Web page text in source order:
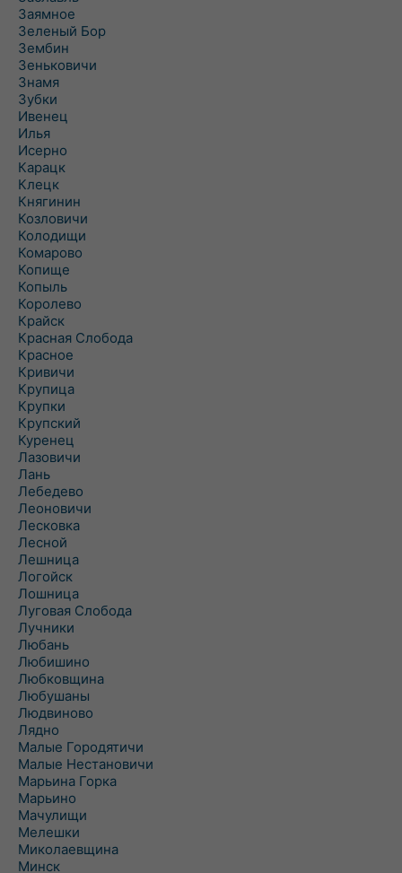
Заямное
Зеленый Бор
Зембин
Зеньковичи
Знамя
Зубки
Ивенец
Илья
Исерно
Карацк
Клецк
Княгинин
Козловичи
Колодищи
Комарово
Копище
Копыль
Королево
Крайск
Красная Слобода
Красное
Кривичи
Крупица
Крупки
Крупский
Куренец
Лазовичи
Лань
Лебедево
Леоновичи
Лесковка
Лесной
Лешница
Логойск
Лошница
Луговая Слобода
Лучники
Любань
Любишино
Любковщина
Любушаны
Людвиново
Лядно
Малые Городятичи
Малые Нестановичи
Марьина Горка
Марьино
Мачулищи
Мелешки
Миколаевщина
Минск